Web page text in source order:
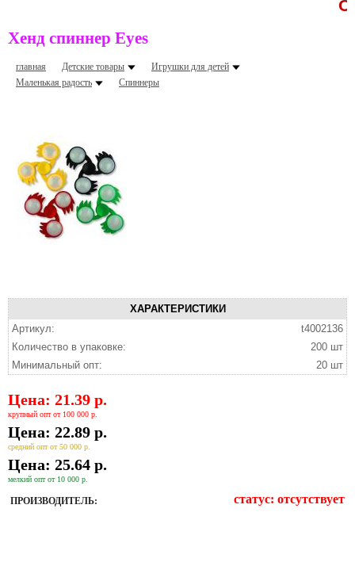
Хенд спиннер Eyes
главная Детские товары
Игрушки для детей
Маленькая радость
Спиннеры
ХАРАКТЕРИСТИКИ
Артикул:
t4002136
Количество в упаковке:
200 шт
Минимальный опт:
20 шт
Цена: 21.39 р.
крупный опт от 100 000 р.
Цена: 22.89 р.
средний опт от 50 000 р.
Цена: 25.64 р.
мелкий опт от 10 000 р.
ПРОИЗВОДИТЕЛЬ: статус: отсутствует